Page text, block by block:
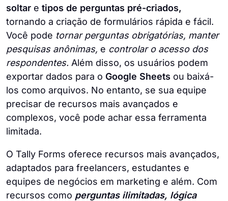
soltar e tipos de perguntas pré-criados,
tornando a criação de formulários rápida e fácil.
Você pode tornar perguntas obrigatórias, manter
pesquisas anônimas, e controlar o acesso dos
respondentes. Além disso, os usuários podem
exportar dados para o Google Sheets ou baixá-
los como arquivos. No entanto, se sua equipe
precisar de recursos mais avançados e
complexos, você pode achar essa ferramenta
limitada.
O Tally Forms oferece recursos mais avançados,
adaptados para freelancers, estudantes e
equipes de negócios em marketing e além. Com
recursos como perguntas ilimitadas, lógica